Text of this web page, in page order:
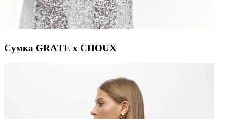
Сумка GRATE x CHOUX